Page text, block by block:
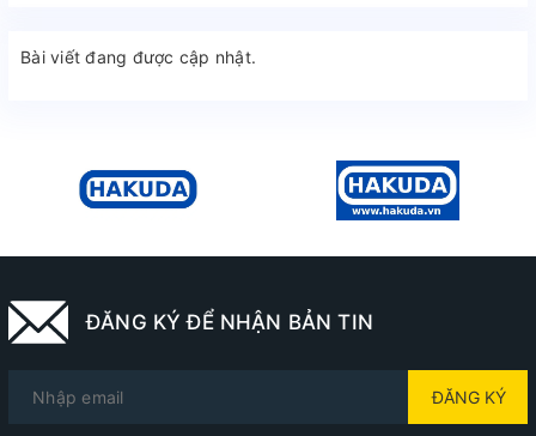
Bài viết đang được cập nhật.
ĐĂNG KÝ ĐỂ NHẬN BẢN TIN
ĐĂNG KÝ